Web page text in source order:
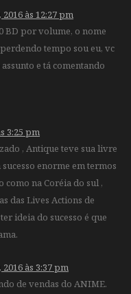
às 12:27 pm
BD por volume, o nome
tempo sou eu, vc
e tá comentando
3:25 pm
, Antique teve sua livre
enorme em termos
como na Coréia do sul ,
das Lives Actions de
ideia do sucesso é que
às 3:37 pm
de vendas do ANIME.